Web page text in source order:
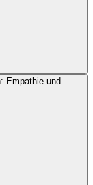
Empathie und